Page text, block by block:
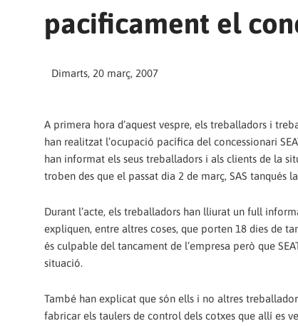
pacificament el
Dimarts, 20 març, 2007
A primera hora d’aquest vespre, els treballadors i
han realitzat l’ocupació pacífica del concessionari
han informat els seus treballadors i als clients de la
troben des que el passat dia 2 de març, SAS tanqués
Durant l’acte, els treballadors han lliurat un full
expliquen, entre altres coses, que porten 18 dies de
és culpable del tancament de l’empresa però que
situació.
També han explicat que són ells i no altres
fabricar els taulers de control dels cotxes que allí es